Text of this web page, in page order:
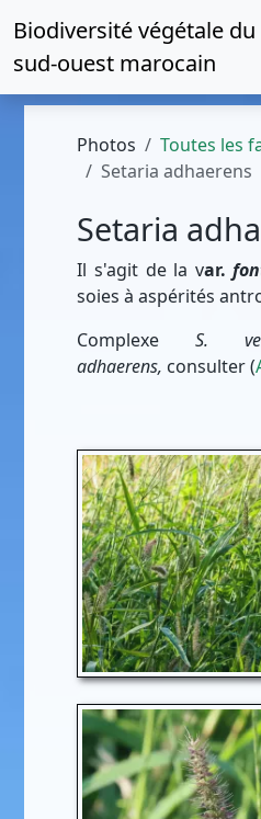
Biodiversité végétale du
sud-ouest marocain
Photos Toutes les
Setaria adhaerens
Setaria
Il s'agit de la var.
soies à aspérités
ComplexeS.
adhaerens, consulter (